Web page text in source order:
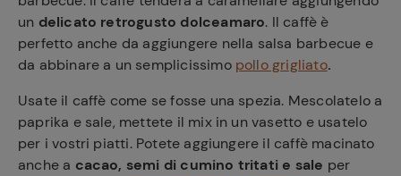
un delicato retrogusto dolceamaro. Il caffè è
perfetto anche da aggiungere nella salsa barbecue e
da abbinare a un semplicissimo pollo grigliato.
Usate il caffè come se fosse una spezia. Mescolatelo a
paprika e sale, mettete il mix in un vasetto e usatelo
per i vostri piatti. Potete aggiungere il caffè macinato
anche a cacao, semi di cumino tritati e sale per